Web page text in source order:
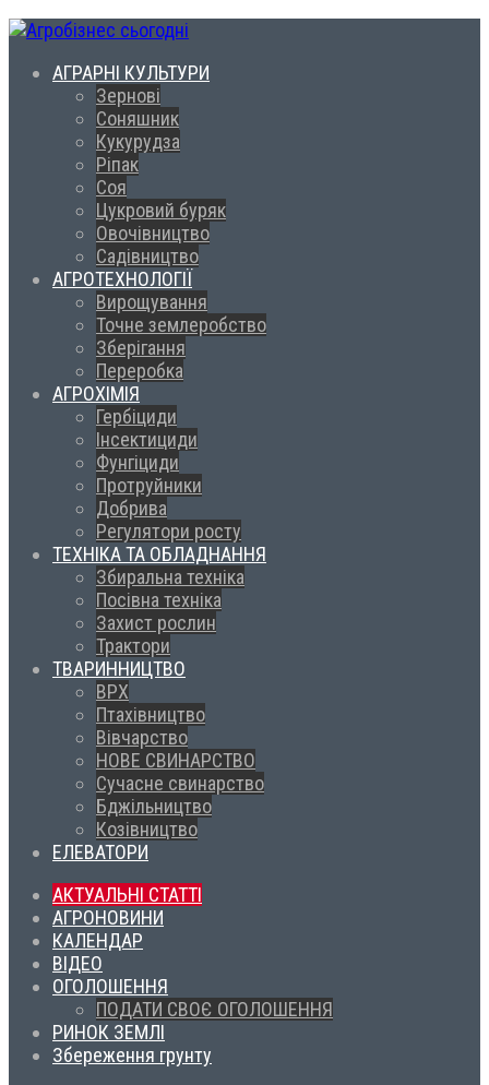
АГРАРНІ КУЛЬТУРИ
Зернові
Соняшник
Кукурудза
Ріпак
Соя
Цукровий буряк
Овочівництво
Садівництво
АГРОТЕХНОЛОГІЇ
Вирощування
Точне землеробство
Зберігання
Переробка
АГРОХІМІЯ
Гербіциди
Інсектициди
Фунгіциди
Протруйники
Добрива
Регулятори росту
ТЕХНІКА ТА ОБЛАДНАННЯ
Збиральна техніка
Посівна техніка
Захист рослин
Трактори
ТВАРИННИЦТВО
ВРХ
Птахівництво
Вівчарство
НОВЕ СВИНАРСТВО
Сучасне свинарство
Бджільництво
Козівництво
ЕЛЕВАТОРИ
АКТУАЛЬНІ СТАТТІ
АГРОНОВИНИ
КАЛЕНДАР
ВІДЕО
ОГОЛОШЕННЯ
ПОДАТИ СВОЄ ОГОЛОШЕННЯ
РИНОК ЗЕМЛІ
Збереження грунту